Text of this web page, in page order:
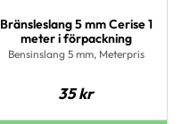
Bränsleslang 5 mm Cerise 1
meter i förpackning
Bensinslang 5 mm, Meterpris
35kr